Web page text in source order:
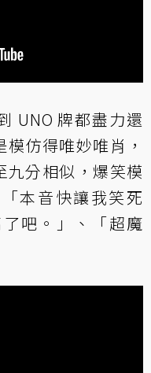
UNO 牌都盡力還
仿得唯妙唯肖，
九分相似，爆笑模
本音快讓我笑死
吧。」、「超魔